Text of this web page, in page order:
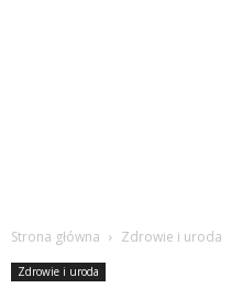
Strona główna Zdrowie i uroda
Zdrowie i uroda